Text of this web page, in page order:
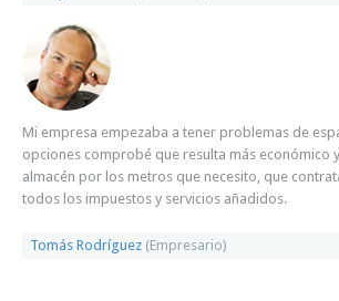
Mi empresa empezaba a tener problemas de
opciones comprobé que resulta más económico
almacén por los metros que necesito, que
todos los impuestos y servicios añadidos.
Tomás Rodríguez (Empresario)